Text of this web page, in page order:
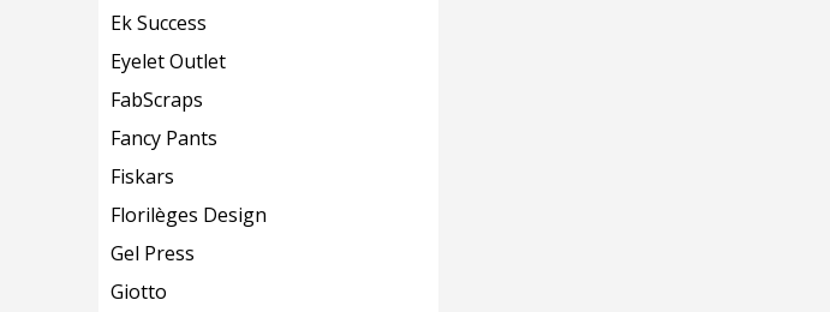
Ek Success
Eyelet Outlet
FabScraps
Fancy Pants
Fiskars
Florilèges Design
Gel Press
Giotto